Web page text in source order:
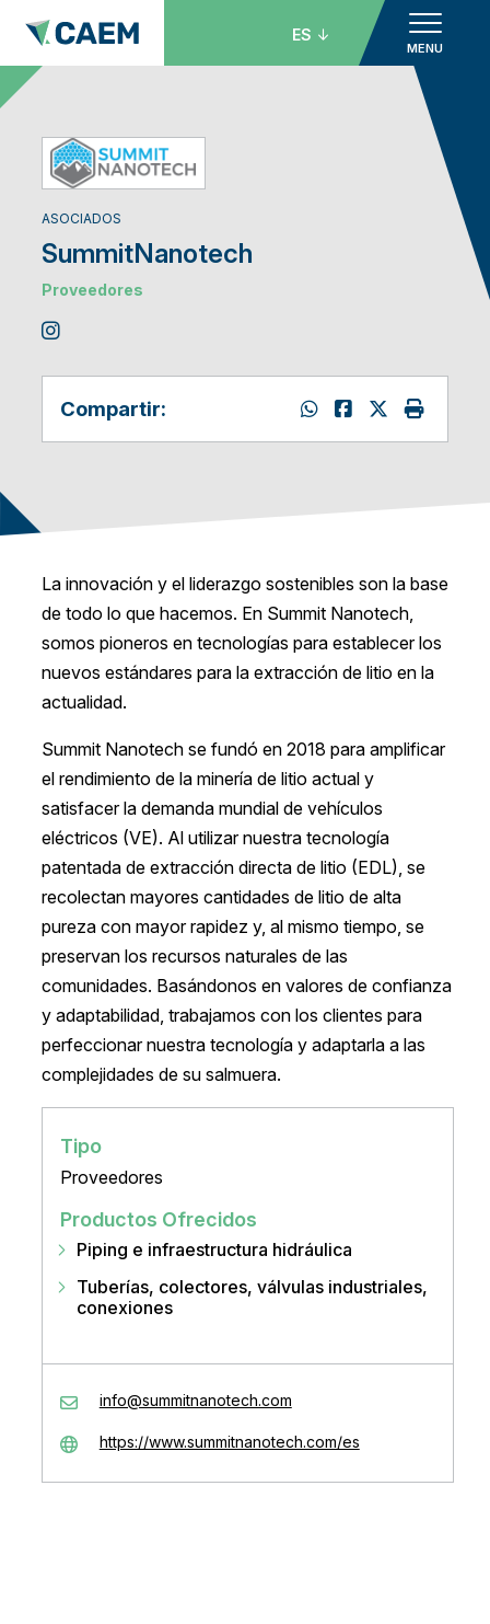
MENU
ES
ASOCIADOS
SummitNanotech
Proveedores
Compartir:
La innovación y el liderazgo sostenibles son la base
de todo lo que hacemos. En Summit Nanotech,
somos pioneros en tecnologías para establecer los
nuevos estándares para la extracción de litio en la
actualidad.
Summit Nanotech se fundó en 2018 para amplificar
el rendimiento de la minería de litio actual y
satisfacer la demanda mundial de vehículos
eléctricos (VE). Al utilizar nuestra tecnología
patentada de extracción directa de litio (EDL), se
recolectan mayores cantidades de litio de alta
pureza con mayor rapidez y, al mismo tiempo, se
preservan los recursos naturales de las
comunidades. Basándonos en valores de confianza
y adaptabilidad, trabajamos con los clientes para
perfeccionar nuestra tecnología y adaptarla a las
complejidades de su salmuera.
Tipo
Proveedores
Productos Ofrecidos
Piping e infraestructura hidráulica
Tuberías, colectores, válvulas industriales,
conexiones
info@summitnanotech.com
https://www.summitnanotech.com/es